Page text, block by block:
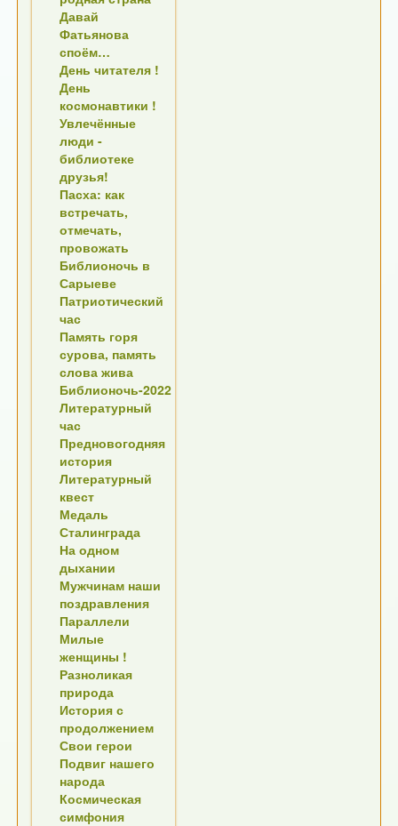
Давай
Фатьянова
споём…
День читателя !
День
космонавтики !
Увлечённые
люди -
библиотеке
друзья!
Пасха: как
встречать,
отмечать,
провожать
Библионочь в
Сарыеве
Патриотический
час
Память горя
сурова, память
слова жива
Библионочь-2022
Литературный
час
Предновогодняя
история
Литературный
квест
Медаль
Сталинграда
На одном
дыхании
Мужчинам наши
поздравления
Параллели
Милые
женщины !
Разноликая
природа
История с
продолжением
Свои герои
Подвиг нашего
народа
Космическая
симфония